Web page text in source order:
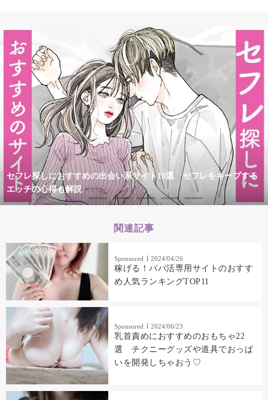
セフレ探しにおすすめの出会い系サイト10選 セフレをキープする
エッチの心得も解説
関連記事
Sponsored 2024/04/26
稼げる！パパ活専用サイトのおすす
め人気ランキングTOP11
Sponsored 2024/06/23
乳首責めにおすすめのおもちゃ22
選 チクニーグッズや道具でおっぱ
いを開発しちゃおう♡